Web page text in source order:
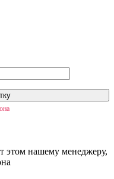
этом нашему менеджеру,